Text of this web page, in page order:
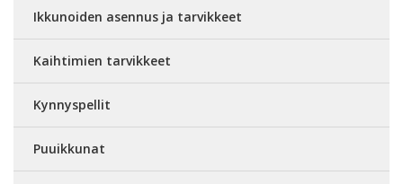
Ikkunoiden asennus ja tarvikkeet
Kaihtimien tarvikkeet
Kynnyspellit
Puuikkunat